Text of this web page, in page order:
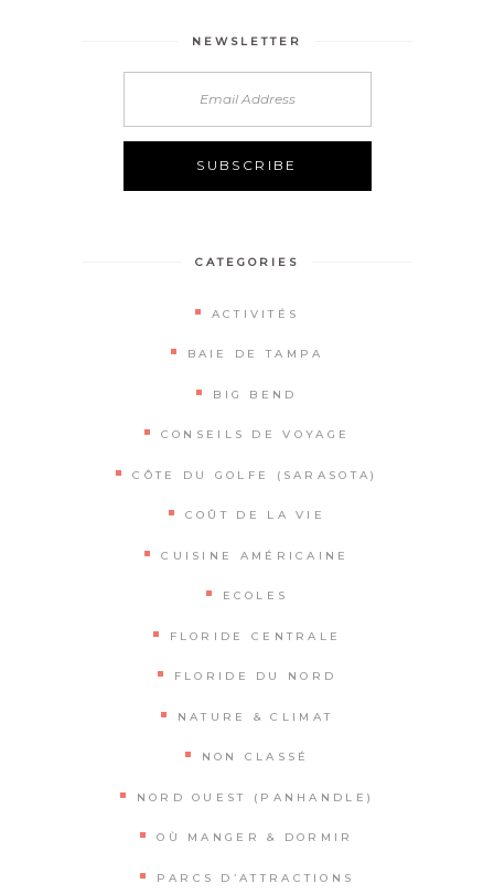
NEWSLETTER
CATEGORIES
ACTIVITÉS
BAIE DE TAMPA
BIG BEND
CONSEILS DE VOYAGE
CÔTE DU GOLFE (SARASOTA)
COÛT DE LA VIE
CUISINE AMÉRICAINE
ECOLES
FLORIDE CENTRALE
FLORIDE DU NORD
NATURE & CLIMAT
NON CLASSÉ
NORD OUEST (PANHANDLE)
OÙ MANGER & DORMIR
PARCS D’ATTRACTIONS